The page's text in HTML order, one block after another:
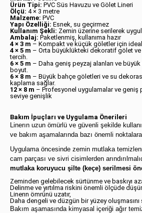
Ürün Tipi: PVC Süs Havuzu ve Gölet Lineri
Ölçü: 4 × 3 metre
Malzeme: PVC
Yapı Özelliği: Esnek, su geçirmez
Kullanım Şekli: Zemin üzerine serilerek
Ambalaj: Paketlenmiş, kullanıma hazır
4 × 3 m – Kompakt ve küçük göletler için
4 × 5 m – Orta büyüklükteki dekoratif gölet ve
tercih.
6 × 5 m – Daha geniş peyzaj alanları ve
boyut.
6 × 8 m – Büyük bahçe göletleri ve su
kaplama sağlar.
12 × 8 m – Profesyonel uygulamalar ve geniş
seviye genişlik
Bakım İpuçları ve Uygulama Önerileri
Linerın uzun ömürlü ve güvenli şekilde
ve bakım aşamalarında bazı önemli
Uygulama öncesinde zemin mutlaka
cam parçası ve sivri cisimlerden
mutlaka koruyucu şilte (keçe) serilmesi
Zeminden gelebilecek sürtünme ve baskıyı
Delinme ve yırtılma riskini önemli ölçüde
Linerın ömrünü uzatır,
Daha dengeli ve düzgün bir yüzey oluşmasını
Bakım aşamasında kimyasal içeriği ağır